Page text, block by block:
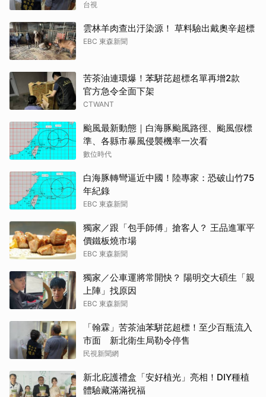
台視
雲林羊肉查出汙染源！ 草料驗出戴奧辛超標
EBC 東森新聞
苦茶油連環爆！苯駢芘超標名單再增2款
官方急令全面下架
CTWANT
颱風最新動態｜白海豚颱風路徑、颱風假標
準、各縣市暴風侵襲機率一次看
數位時代
白海豚轉彎逼近中國！陸專家：恐破山竹75
年紀錄
EBC 東森新聞
獨家／跟「包手師傅」搶客人？ 王品進軍平
價鐵板燒市場
EBC 東森新聞
獨家／公車運將常開快？ 陽明交大碩生「親
上陣」找原因
EBC 東森新聞
「翰霖」苦茶油苯駢芘超標！至少百瓶流入
市面 新北衛生局勒令停售
民視新聞網
新北庇護禮盒「安好植光」亮相！DIY種植
體驗藏滿滿祝福